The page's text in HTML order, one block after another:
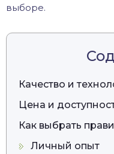
выборе.
Качество и
Цена и
Как выбрать
Личный опыт